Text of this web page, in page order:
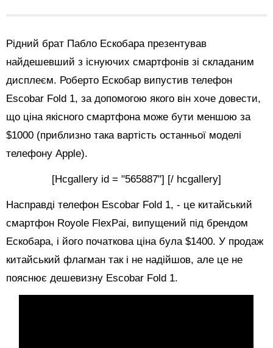
Рідний брат Пабло Ескобара презентував
найдешевший з існуючих смартфонів зі складаним
дисплеєм. Роберто Ескобар випустив телефон
Escobar Fold 1, за допомогою якого він хоче довести,
що ціна якісного смартфона може бути меншою за
$1000 (приблизно така вартість останньої моделі
телефону Apple).
[Hcgallery id = "565887"] [/ hcgallery]
Насправді телефон Escobar Fold 1, - це китайський
смартфон Royole FlexPai, випущений під брендом
Ескобара, і його початкова ціна була $1400. У продаж
китайський флагман так і не надійшов, але це не
пояснює дешевизну Escobar Fold 1.